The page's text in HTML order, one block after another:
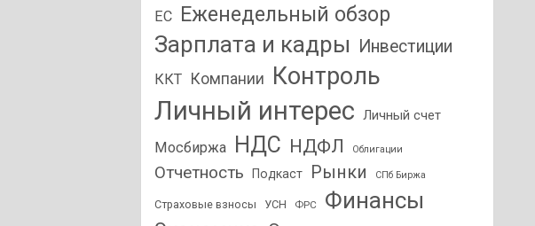
ЕС Еженедельный обзор
Зарплата и кадры Инвестиции
ККТ Компании Контроль
Личный интерес Личный счет
Мосбиржа НДС НДФЛ Облигации
Отчетность Подкаст Рынки СПб Биржа
Страховые взносы УСН ФРС Финансы